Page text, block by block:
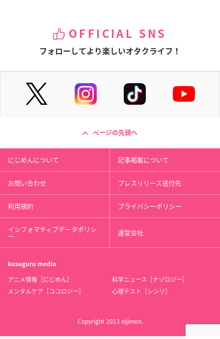
OFFICIAL SNS
フォローしてより楽しいオタクライフ！
ページの先頭へ
にじめんについて 記事掲載について
お問い合わせ プレスリリース送付先
利用規約 プライバシーポリシー
インフォマティブデータポリシ
ー 運営会社
kusuguru media
アニメ情報［にじめん］
科学ニュース［ナゾロジー］
メンタルケア［ココロジー］
心理テスト［シンリ］
Copyright 2013 nijimen.